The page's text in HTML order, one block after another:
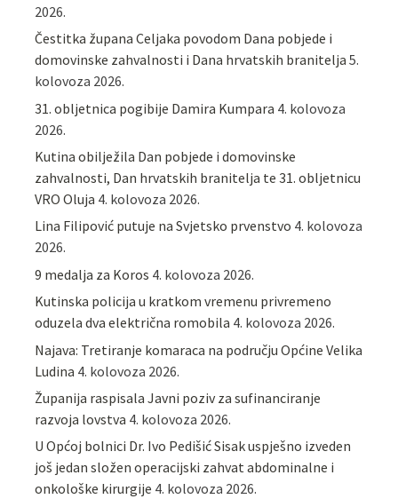
2026.
Čestitka župana Celjaka povodom Dana pobjede i
domovinske zahvalnosti i Dana hrvatskih branitelja 5.
kolovoza 2026.
31. obljetnica pogibije Damira Kumpara 4. kolovoza
2026.
Kutina obilježila Dan pobjede i domovinske
zahvalnosti, Dan hrvatskih branitelja te 31. obljetnicu
VRO Oluja 4. kolovoza 2026.
Lina Filipović putuje na Svjetsko prvenstvo 4. kolovoza
2026.
9 medalja za Koros 4. kolovoza 2026.
Kutinska policija u kratkom vremenu privremeno
oduzela dva električna romobila 4. kolovoza 2026.
Najava: Tretiranje komaraca na području Općine Velika
Ludina 4. kolovoza 2026.
Županija raspisala Javni poziv za sufinanciranje
razvoja lovstva 4. kolovoza 2026.
U Općoj bolnici Dr. Ivo Pedišić Sisak uspješno izveden
još jedan složen operacijski zahvat abdominalne i
onkološke kirurgije 4. kolovoza 2026.